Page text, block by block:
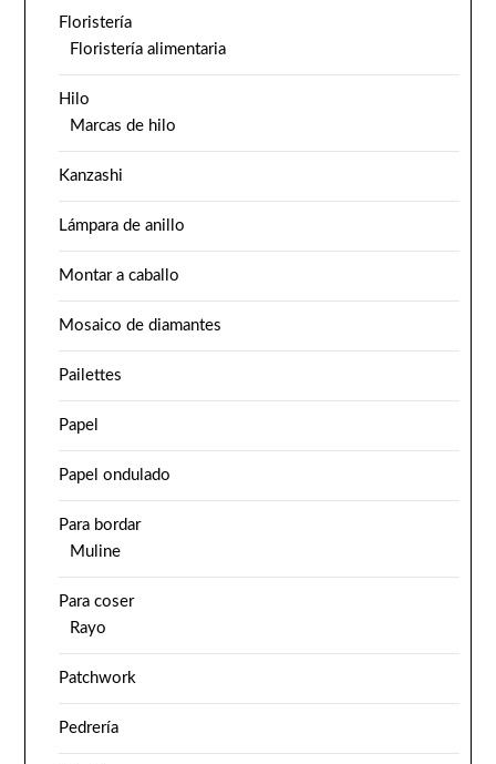
Floristería
Floristería alimentaria
Hilo
Marcas de hilo
Kanzashi
Lámpara de anillo
Montar a caballo
Mosaico de diamantes
Pailettes
Papel
Papel ondulado
Para bordar
Muline
Para coser
Rayo
Patchwork
Pedrería